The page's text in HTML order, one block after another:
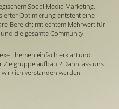
Social Media Marketing,
Optimierung entsteht eine
Bereich: mit echtem Mehrwert für
die gesamte Community.
Themen einfach erklärt und
Zielgruppe aufbaut? Dann lass uns
verstanden werden.